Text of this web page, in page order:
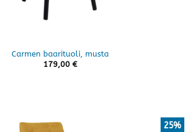
Carmen baarituoli, musta
179,00 €
25%